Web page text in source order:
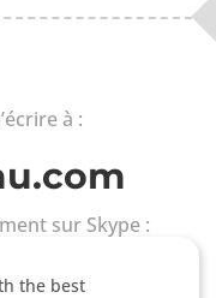
à :
sur Skype :
the best